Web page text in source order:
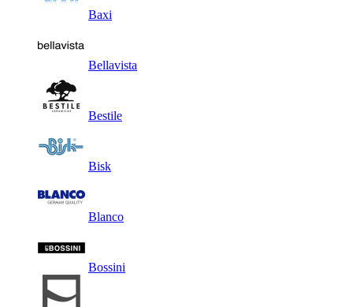
Baxi
Bellavista
Bestile
Bisk
Blanco
Bossini